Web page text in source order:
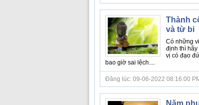
Thành
và từ bi
Có những
định thì
vị có đạo
bao giờ sai lệch....
Đăng lúc: 09-06-2022 08:16:00